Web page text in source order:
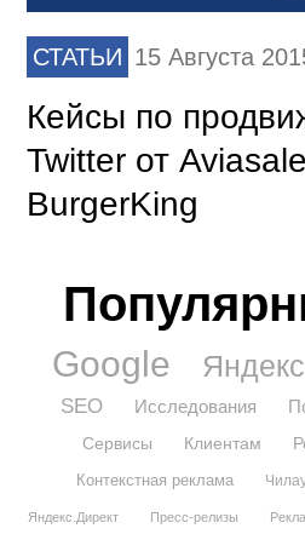
СТАТЬИ 15 Августа
Кейсы по
Twitter от
BurgerKing
Google Яндекс
SEO
Исследования
Сервисы Клиентам
Контекстная реклама
Яндекс.Директ Пресс-релизы